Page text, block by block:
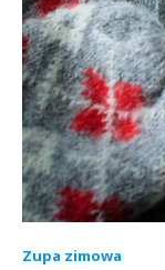
Zupa zimowa